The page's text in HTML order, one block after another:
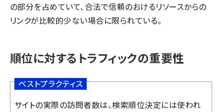
の部分を占めていて、合法で信頼のおけるリソースからの
リンクが比較的少ない場合に限られている。
順位に対するトラフィックの重要性
ベストプラクティス
サイトの実際の訪問者数は、検索順位決定には使われ